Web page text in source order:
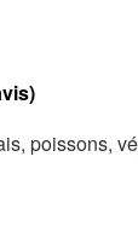
poissons,